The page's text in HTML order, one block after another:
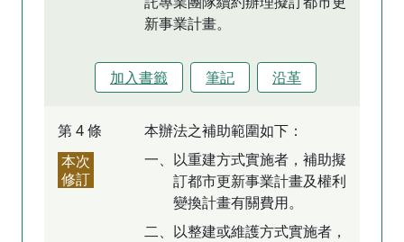
新事業計畫。
加入書籤 筆記 沿革
第 4 條
本次
修訂
本辦法之補助範圍如下：
一、以重建方式實施者，補助擬
訂都市更新事業計畫及權利
變換計畫有關費用。
二、以整建或維護方式實施者，